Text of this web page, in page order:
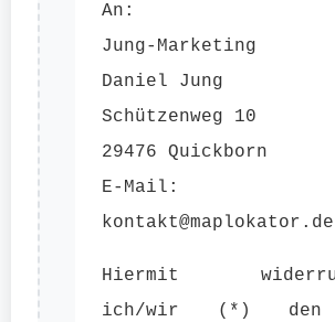
An:
Jung-Marketing
Daniel Jung
Schützenweg 10
29476 Quickborn
E-Mail:
kontakt@maplokator.de
Hiermit
ich/wir (*) den